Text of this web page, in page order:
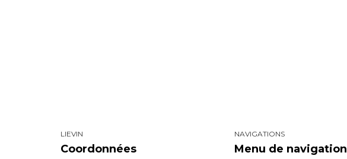
LIEVIN
Coordonnées
NAVIGATIONS
Menu de navigation